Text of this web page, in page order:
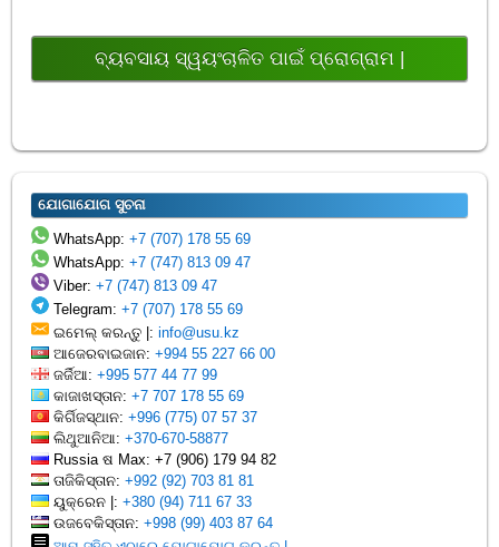
ବ୍ୟବସାୟ ସ୍ୱୟଂଚାଳିତ ପାଇଁ ପ୍ରୋଗ୍ରାମ |
ଯୋଗାଯୋଗ ସୁଚନା
WhatsApp:+7 (707) 178 55 69
WhatsApp:+7 (747) 813 09 47
Viber:+7 (747) 813 09 47
Telegram:+7 (707) 178 55 69
ଇମେଲ୍ କରନ୍ତୁ |:info@usu.kz
ଆଜେରବାଇଜାନ:+994 55 227 66 00
ଜର୍ଜିଆ:+995 577 44 77 99
କାଜାଖସ୍ତାନ:+7 707 178 55 69
କିର୍ଗିଜସ୍ଥାନ:+996 (775) 07 57 37
ଲିଥୁଆନିଆ:+370-670-58877
Russia ଷ Max: +7 (906) 179 94 82
ତାଜିକିସ୍ତାନ:+992 (92) 703 81 81
ୟୁକ୍ରେନ |:+380 (94) 711 67 33
ଉଜବେକିସ୍ତାନ:+998 (99) 403 87 64